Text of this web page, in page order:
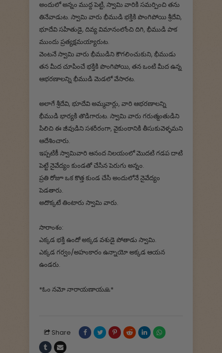
అందులో అన్నం ముద్ద పెట్టి, స్వామి వారికి సమర్పించి తను
తినేవాడుట. స్వామి వారు భీముడి భక్తికి పొంగిపోయి శ్రీదేవి,
భూదేవి సహితుడై, దివ్య విమానంలోంచి దిగి, భీముడి పాక
ముందు ప్రత్యక్షమయ్యారుట.
వెంటనే స్వామి వారు భీముడిని కౌగలించుకుని, భీముడు
తన మీద చూపించే భక్తికి పొంగిపోయి, తన ఒంటి మీద ఉన్న
ఆభరణాలన్ని భీముడి మెడలో వేసారట.
అలాగే శ్రీదేవి, భూదేవి అమ్మవార్లు, వారి ఆభరణాలన్ని
భీముడి భార్యకి తొడిగారుట. స్వామి వారు గరుత్మంతుడిని
పిలిచి ఈ జీవుడిని సశరీరంగా, వైకుంఠానికి తీసుకువెళ్ళమని
ఆదేశించారు.
ఇప్పటికీ స్వామివారి ఆనంద నిలయంలో మొదటి గడప దాటి
పెట్టే నైవేద్యం కుండతో చేసిన పెరుగు అన్నం.
ప్రతి రోజూ ఒక కొత్త కుండ చేసి అందులోనే నైవేద్యం
పెడతారు.
అదొక్కటే తింటారు స్వామి వారు.
సారాంశం:
ఎక్కడ భక్తి ఉందో అక్కడ వశుడై పోతాడు స్వామి.
ఎక్కడ గర్వం/అహంకారం ఉన్నాయో అక్కడ ఆయన
ఉండరు.
*ఓం నమో నారాయణాయ🙏*
Share